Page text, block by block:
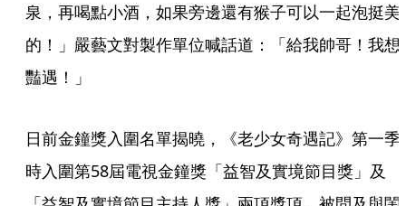
泉，再喝點小酒，如果旁邊還有猴子可以一起泡挺美
的！」嚴藝文對製作單位喊話道：「給我帥哥！我想
豔遇！」
日前金鐘獎入圍名單揭曉，《老少女奇遇記》第一季
時入圍第58屆電視金鐘獎「益智及實境節目獎」及